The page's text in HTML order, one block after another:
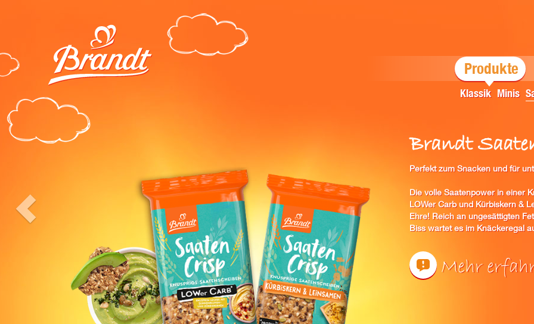
Produkte
Klassik Minis
Brandt
Perfekt zum Snacken und für
Die volle Saatenpower in einer
LOWer Carb und Kürbiskern &
Ehre! Reich an ungesättigten
Biss wartet es im Knäckeregal
Mehr